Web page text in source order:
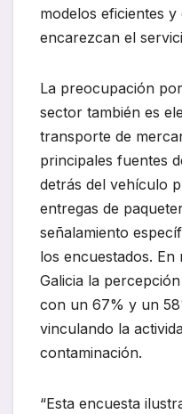
modelos eficientes
encarezcan el
La preocupación
sector también es
transporte de
principales fuentes
detrás del vehículo
entregas de
señalamiento
los encuestados.
Galicia la
con un 67% y un
vinculando la
contaminación.
“Esta encuesta